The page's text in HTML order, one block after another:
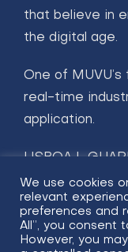
that believe in
the digital age.
One of MUVU’s
real-time
application.
LISBOA |
We use cookies
relevant
preferences and
All”, you consent
However, you